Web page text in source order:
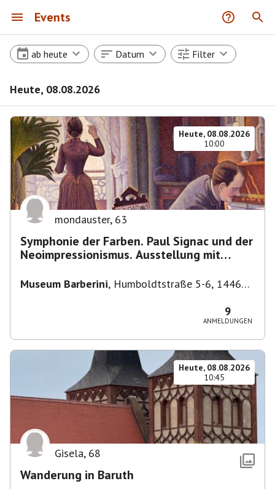
Events
ab heute Datum Filter
Heute, 08.08.2026
Heute, 08.08.2026
10:00
mondauster, 63
Symphonie der Farben. Paul Signac und der
Neoimpressionismus. Ausstellung mit
Museum Barberini, Humboldtstraße 5-6, 14467
9
ANMELDUNGEN
Heute, 08.08.2026
10:45
Gisela, 68
Wanderung in Baruth